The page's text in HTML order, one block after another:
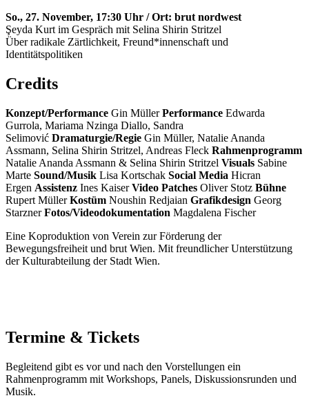
So., 27. November, 17:30 Uhr / Ort: brut nordwest
Şeyda Kurt im Gespräch mit Selina Shirin Stritzel
Über radikale Zärtlichkeit, Freund*innenschaft und
Identitätspolitiken
Credits
Konzept/Performance Gin MüllerPerformance Edwarda
Gurrola, Mariama Nzinga Diallo, Sandra
Selimović Dramaturgie/Regie Gin Müller, Natalie Ananda
Assmann, Selina Shirin Stritzel, Andreas Fleck Rahmenprogramm
Natalie Ananda Assmann & Selina Shirin Stritzel Visuals Sabine
Marte Sound/Musik Lisa Kortschak Social Media Hicran
Ergen Assistenz Ines KaiserVideo Patches Oliver Stotz Bühne
Rupert MüllerKostüm Noushin Redjaian Grafikdesign Georg
StarznerFotos/Videodokumentation Magdalena Fischer
Eine Koproduktion von Verein zur Förderung der
Bewegungsfreiheit und brut Wien. Mit freundlicher Unterstützung
der Kulturabteilung der Stadt Wien.
Termine & Tickets
Begleitend gibt es vor und nach den Vorstellungen ein
Rahmenprogramm mit Workshops, Panels, Diskussionsrunden und
Musik.